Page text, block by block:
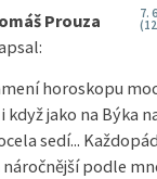
Prouza
7.
horoskopu
když jako na Býka
sedí...
podle